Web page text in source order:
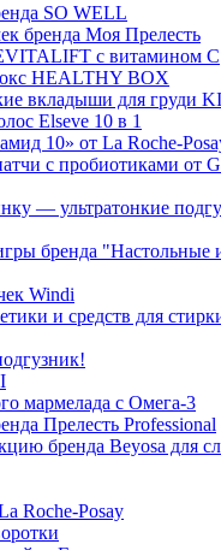
SO WELL
бренда Моя Прелесть
с витамином С
HEALTHY BOX
вкладыши для груди
Elseve 10 в 1
10» от La Roche-
с пробиотиками от
— ультратонкие
бренда "Настольные
Windi
и средств для
мармелада с Омега-3
Прелесть Professional
бренда Beyosa для
Roche-Posay